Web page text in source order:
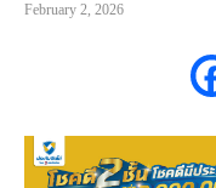
February 2, 2026